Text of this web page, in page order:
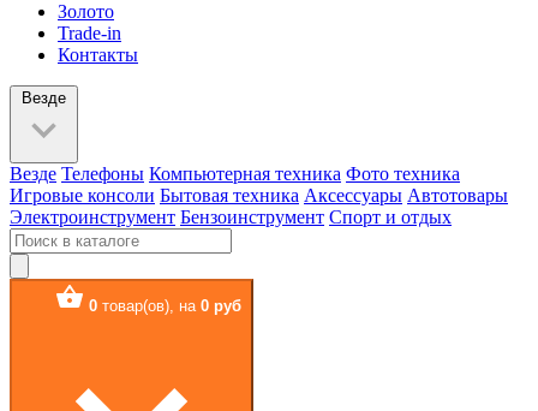
Золото
Trade-in
Контакты
Везде
Везде Телефоны Компьютерная техника Фото техника
Игровые консоли Бытовая техника Аксессуары Автотовары
Электроинструмент Бензоинструмент Спорт и отдых
0 товар(ов), на 0 руб